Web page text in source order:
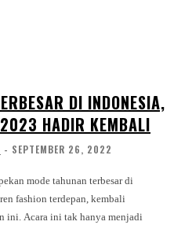
DI INDONESIA,
HADIR KEMBALI
- SEPTEMBER 26, 2022
mode tahunan terbesar di
fashion terdepan, kembali
ini. Acara ini tak hanya menjadi